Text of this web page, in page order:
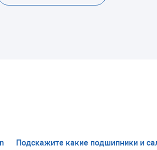
Подскажите какие подшипники и